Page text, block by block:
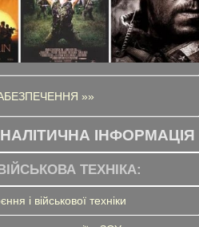
»»
ІНФОРМАЦІЯ
ТЕХНІКА:
і військової техніки